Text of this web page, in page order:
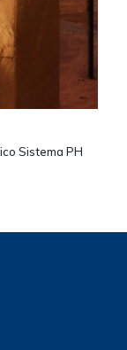
Sistema PH